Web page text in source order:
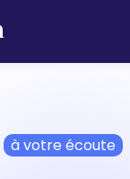
à votre écoute